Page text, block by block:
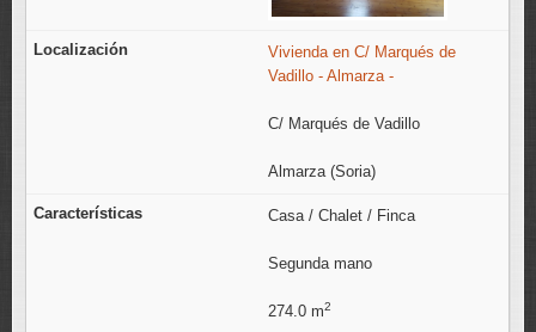
Vivienda en C/ Marqués de
Vadillo - Almarza -
C/ Marqués de Vadillo
Almarza (Soria)
Casa / Chalet / Finca
Segunda mano
274.0 m2